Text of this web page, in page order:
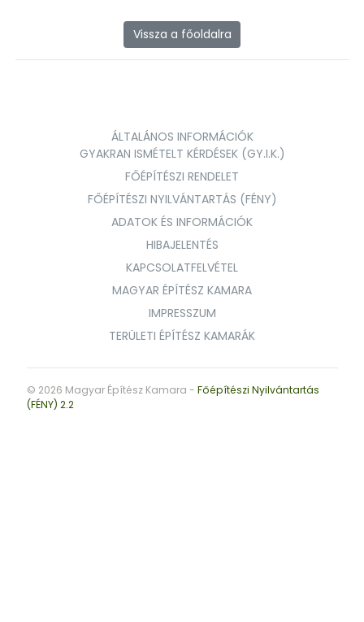
Vissza a főoldalra
ÁLTALÁNOS INFORMÁCIÓK
GYAKRAN ISMÉTELT KÉRDÉSEK (GY.I.K.)
FŐÉPÍTÉSZI RENDELET
FŐÉPÍTÉSZI NYILVÁNTARTÁS (FÉNY)
ADATOK ÉS INFORMÁCIÓK
HIBAJELENTÉS
KAPCSOLATFELVÉTEL
MAGYAR ÉPÍTÉSZ KAMARA
IMPRESSZUM
TERÜLETI ÉPÍTÉSZ KAMARÁK
© 2026 Magyar Építész Kamara - Főépítészi Nyilvántartás
(FÉNY) 2.2